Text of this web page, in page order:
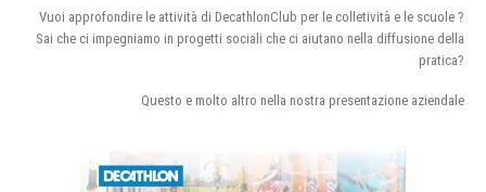
Vuoi approfondire le attività di DecathlonClub per le colletività e le scuole ?
Sai che ci impegniamo in progetti sociali che ci aiutano nella diffusione della
pratica?
Questo e molto altro nella nostra presentazione aziendale